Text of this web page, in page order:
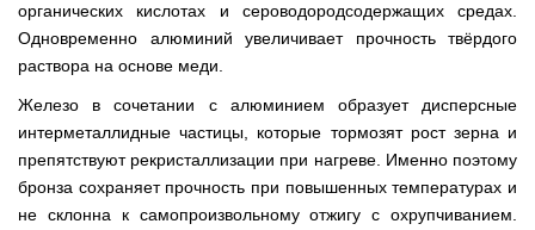
органических кислотах и сероводородсодержащих средах.
Одновременно алюминий увеличивает прочность твёрдого
раствора на основе меди.
Железо в сочетании с алюминием образует дисперсные
интерметаллидные частицы, которые тормозят рост зерна и
препятствуют рекристаллизации при нагреве. Именно поэтому
бронза сохраняет прочность при повышенных температурах и
не склонна к самопроизвольному отжигу с охрупчиванием.